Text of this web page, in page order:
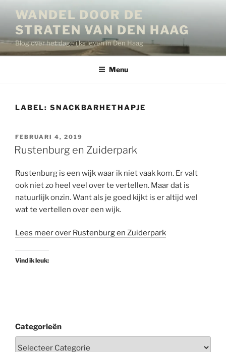
inhoud
WANDEL DOOR DE
STRATEN VAN DEN HAAG
Blog over het dagelijks leven in Den Haag
Menu
LABEL: SNACKBARHETHAPJE
GEPLAATST
OP
FEBRUARI 4, 2019
Rustenburg en Zuiderpark
Rustenburg is een wijk waar ik niet vaak kom. Er valt
ook niet zo heel veel over te vertellen. Maar dat is
natuurlijk onzin. Want als je goed kijkt is er altijd wel
wat te vertellen over een wijk.
Lees meer over Rustenburg en Zuiderpark
Vind ik leuk:
Categorieën